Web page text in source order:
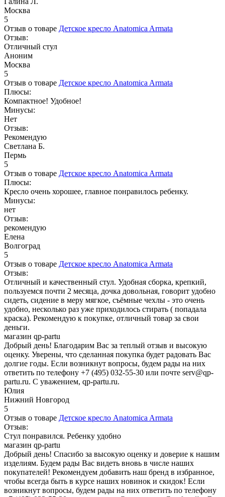
Москва
5
Отзыв о товаре Детское кресло Anatomica Armata
Отзыв:
Отличный стул
Аноним
Москва
5
Отзыв о товаре Детское кресло Anatomica Armata
Плюсы:
Компактное! Удобное!
Минусы:
Нет
Отзыв:
Рекомендую
Светлана Б.
Пермь
5
Отзыв о товаре Детское кресло Anatomica Armata
Плюсы:
Кресло очень хорошее, главное понравилось ребенку.
Минусы:
нет
Отзыв:
рекомендую
Елена
Волгоград
5
Отзыв о товаре Детское кресло Anatomica Armata
Отзыв:
Отличный и качественный стул. Удобная сборка, крепкий,
пользуемся почти 2 месяца, дочка довольная, говорит удобно
сидеть, сидение в меру мягкое, съёмные чехлы - это очень
удобно, несколько раз уже приходилось стирать ( попадала
краска). Рекомендую к покупке, отличный товар за свои
деньги.
магазин qp-partu
Добрый день! Благодарим Вас за теплый отзыв и высокую
оценку. Уверены, что сделанная покупка будет радовать Вас
долгие годы. Если возникнут вопросы, будем рады на них
ответить по телефону +7 (495) 032-55-30 или почте serv@qp-
partu.ru. С уважением, qp-partu.ru.
Юлия
Нижний Новгород
5
Отзыв о товаре Детское кресло Anatomica Armata
Отзыв:
Стул понравился. Ребенку удобно
магазин qp-partu
Добрый день! Спасибо за высокую оценку и доверие к нашим
изделиям. Будем рады Вас видеть вновь в числе наших
покупателей! Рекомендуем добавить наш бренд в избранное,
чтобы всегда быть в курсе наших новинок и скидок! Если
возникнут вопросы, будем рады на них ответить по телефону